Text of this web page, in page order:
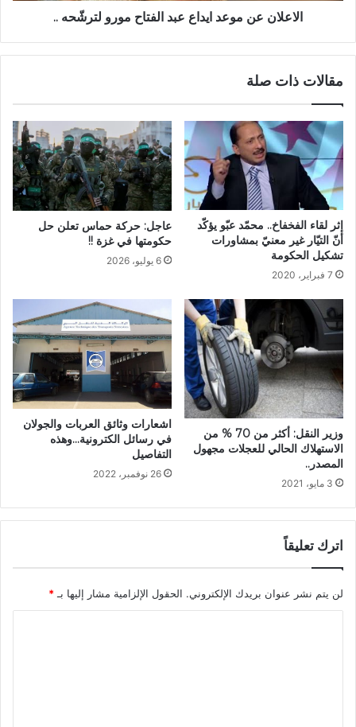
الاعلان عن موعد ايداع عبد الفتاح مورو لترشّحه ..
مقالات ذات صلة
إثر لقاء الفخفاخ.. محمّد عبّو يؤكّد
أنّ التيّار غير معنيّ بمشاورات
تشكيل الحكومة
7 فبراير، 2020
عاجل: حركة حماس تعلن حل
حكومتها في غزة !!
6 يوليو، 2026
وزير النقل: أكثر من 70 % من
الاستهلاك الحالي للعجلات مجهول
المصدر..
3 مايو، 2021
اشعارات وثائق العربات والجولان
في رسائل الكترونية…وهذه
التفاصيل
26 نوفمبر، 2022
اترك تعليقاً
لن يتم نشر عنوان بريدك الإلكتروني. الحقول الإلزامية مشار إليها بـ*